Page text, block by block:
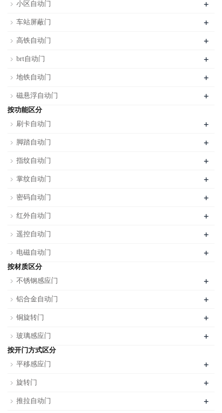
小区自动门 +
车站屏蔽门 +
高铁自动门 +
brt自动门 +
地铁自动门 +
磁悬浮自动门 +
按功能区分
刷卡自动门
+
脚踏自动门 +
指纹自动门 +
掌纹自动门 +
密码自动门 +
红外自动门 +
遥控自动门 +
电磁自动门 +
按材质区分
不锈钢感应门
+
铝合金自动门 +
铜旋转门 +
玻璃感应门 +
按开门方式区分
平移感应门
+
旋转门 +
推拉自动门 +